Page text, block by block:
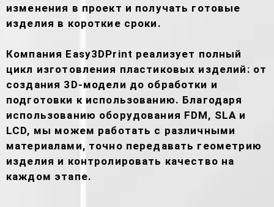
изменения в проект и получать готовые
изделия в короткие сроки.
Компания Easy3DPrint реализует полный
цикл изготовления пластиковых изделий: от
создания 3D-модели до обработки и
подготовки к использованию. Благодаря
использованию оборудования FDM, SLA и
LCD, мы можем работать с различными
материалами, точно передавать геометрию
изделия и контролировать качество на
каждом этапе.